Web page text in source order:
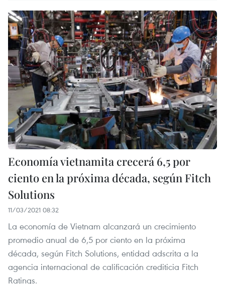
Economía vietnamita crecerá 6,5 por
ciento en la próxima década, según Fitch
Solutions
11/03/2021 08:32
La economía de Vietnam alcanzará un crecimiento
promedio anual de 6,5 por ciento en la próxima
década, según Fitch Solutions, entidad adscrita a la
agencia internacional de calificación crediticia Fitch
Ratings.